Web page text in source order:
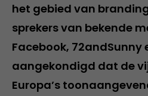
het gebied van
sprekers van bekende
Facebook, 72andSunny
aangekondigd dat de
Europa’s